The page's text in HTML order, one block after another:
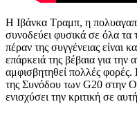
H Ιβάνκα Τραμπ, η
συνοδεύει φυσικά σε όλα τα
πέραν της συγγένειας
επάρκειά της βέβαια για την
αμφισβητηθεί πολλές
της Συνόδου των G20 στην
ενισχύσει την κριτική σε